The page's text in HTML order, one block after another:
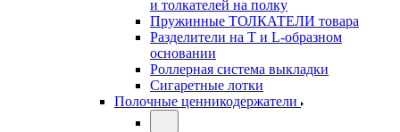
и толкателей на полку
Пружинные ТОЛКАТЕЛИ товара
Разделители на Т и L-образном
основании
Роллерная система выкладки
Сигаретные лотки
Полочные ценникодержатели